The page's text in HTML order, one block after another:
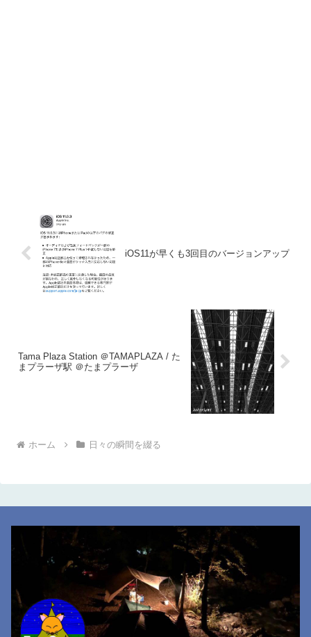
iOS11が早くも3回目のバージョンアップ
Tama Plaza Station ＠TAMAPLAZA / た
まプラーザ駅 ＠たまプラーザ
ホーム 日々の瞬間を綴る